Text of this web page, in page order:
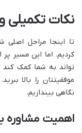
نکات
تا اینجا مراحل
کردیم. اما این مسیر
تواند به شما کمک کند
موفقیتتان را بالا
نگاهی بیندازیم.
اهمیت